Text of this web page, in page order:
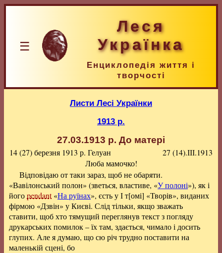
☰
Леся
Українка
Енциклопедія життя і
творчості
Листи Лесі Українки
1913 р.
27.03.1913 р. До матері
14 (27) березня 1913 р. Гелуан
27 (14).ІІІ.1913
Люба мамочко!
Відповідаю от таки зараз, щоб не обаряти.
«Вавілонський полон» (зветься, властиве, «У полоні»), як і
йогоpendant«На руїнах», єсть у І т[омі] «Творів», виданих
фірмою «Дзвін» у Києві. Слід тільки, якщо зважать
ставити, щоб хто тямущий переглянув текст з погляду
друкарських помилок – їх там, здається, чимало і досить
глупих. Але я думаю, що сю річ трудно поставити на
маленькій сцені, бо